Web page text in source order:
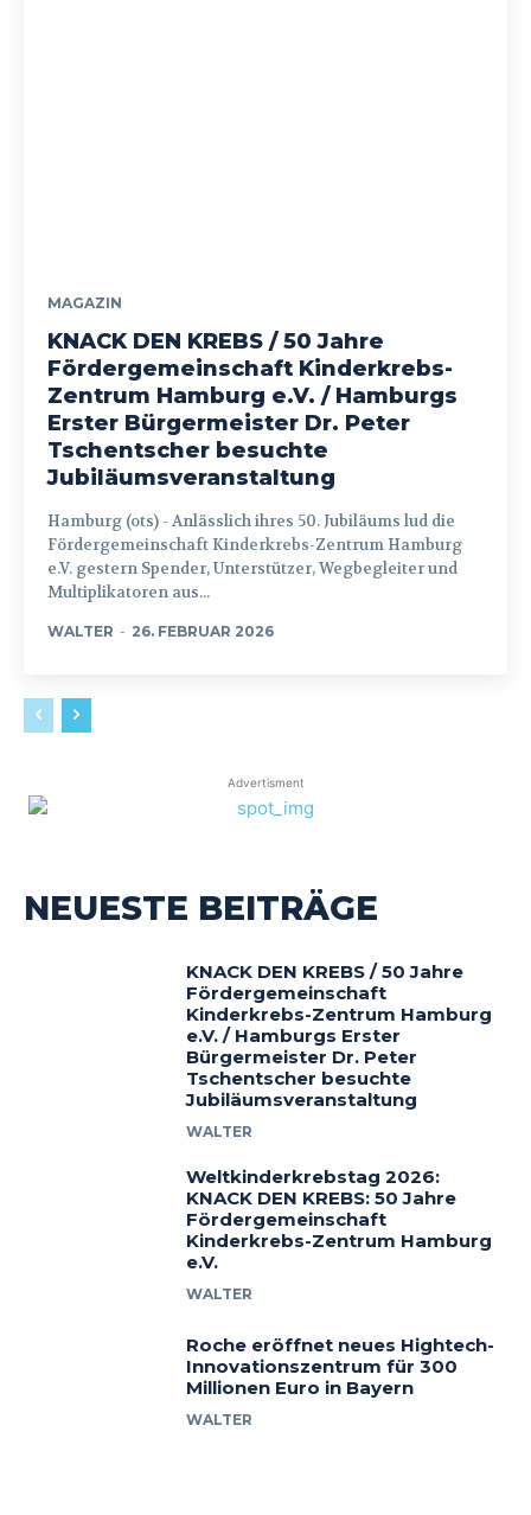
MAGAZIN
KNACK DEN KREBS / 50 Jahre
Fördergemeinschaft Kinderkrebs-
Zentrum Hamburg e.V. / Hamburgs
Erster Bürgermeister Dr. Peter
Tschentscher besuchte
Jubiläumsveranstaltung
Hamburg (ots) - Anlässlich ihres 50. Jubiläums lud die
Fördergemeinschaft Kinderkrebs-Zentrum Hamburg
e.V. gestern Spender, Unterstützer, Wegbegleiter und
Multiplikatoren aus...
WALTER - 26. FEBRUAR 2026
Advertisment
NEUESTE BEITRÄGE
KNACK DEN KREBS / 50 Jahre
Fördergemeinschaft
Kinderkrebs-Zentrum Hamburg
e.V. / Hamburgs Erster
Bürgermeister Dr. Peter
Tschentscher besuchte
Jubiläumsveranstaltung
WALTER
Weltkinderkrebstag 2026:
KNACK DEN KREBS: 50 Jahre
Fördergemeinschaft
Kinderkrebs-Zentrum Hamburg
e.V.
WALTER
Roche eröffnet neues Hightech-
Innovationszentrum für 300
Millionen Euro in Bayern
WALTER